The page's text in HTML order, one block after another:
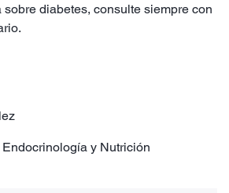
diabetes, consulte siempre con
y Nutrición